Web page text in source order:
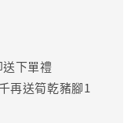
下單禮
再送筍乾豬腳1